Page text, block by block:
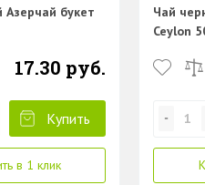
букет
17.30 руб.
Купить
в 1 клик
Чай
Ceylon